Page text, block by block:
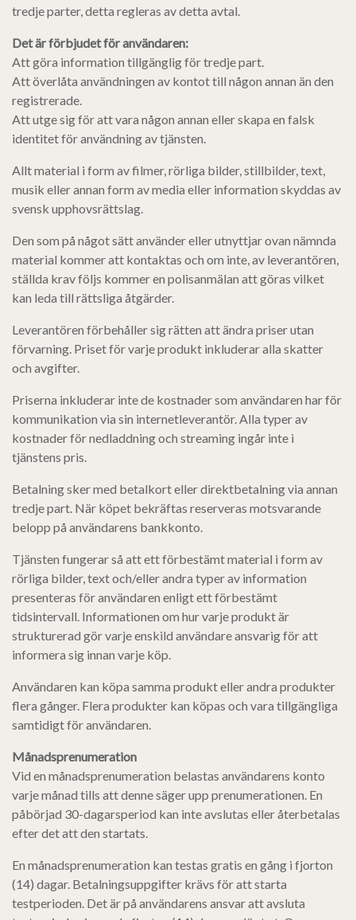
tredje parter, detta regleras av detta avtal.
Det är förbjudet för användaren:
Att göra information tillgänglig för tredje part.
Att överlåta användningen av kontot till någon annan än den
registrerade.
Att utge sig för att vara någon annan eller skapa en falsk
identitet för användning av tjänsten.
Allt material i form av filmer, rörliga bilder, stillbilder, text,
musik eller annan form av media eller information skyddas av
svensk upphovsrättslag.
Den som på något sätt använder eller utnyttjar ovan nämnda
material kommer att kontaktas och om inte, av leverantören,
ställda krav följs kommer en polisanmälan att göras vilket
kan leda till rättsliga åtgärder.
Leverantören förbehåller sig rätten att ändra priser utan
förvarning. Priset för varje produkt inkluderar alla skatter
och avgifter.
Priserna inkluderar inte de kostnader som användaren har för
kommunikation via sin internetleverantör. Alla typer av
kostnader för nedladdning och streaming ingår inte i
tjänstens pris.
Betalning sker med betalkort eller direktbetalning via annan
tredje part. När köpet bekräftas reserveras motsvarande
belopp på användarens bankkonto.
Tjänsten fungerar så att ett förbestämt material i form av
rörliga bilder, text och/eller andra typer av information
presenteras för användaren enligt ett förbestämt
tidsintervall. Informationen om hur varje produkt är
strukturerad gör varje enskild användare ansvarig för att
informera sig innan varje köp.
Användaren kan köpa samma produkt eller andra produkter
flera gånger. Flera produkter kan köpas och vara tillgängliga
samtidigt för användaren.
Månadsprenumeration
Vid en månadsprenumeration belastas användarens konto
varje månad tills att denne säger upp prenumerationen. En
påbörjad 30-dagarsperiod kan inte avslutas eller återbetalas
efter det att den startats.
En månadsprenumeration kan testas gratis en gång i fjorton
(14) dagar. Betalningsuppgifter krävs för att starta
testperioden. Det är på användarens ansvar att avsluta